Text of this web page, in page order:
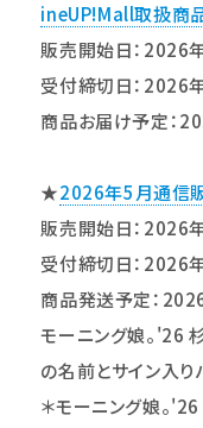
ineUP!Mall取扱商品
販売開始日：2026
受付締切日：2026
商品お届け予定：
★2026年5月通信
販売開始日：2026
受付締切日：2026
商品発送予定：
モーニング娘。'26
の名前とサイン入
＊モーニング娘。